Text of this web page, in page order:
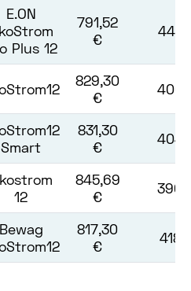
E.ON
Plus 12
791,52
€
829,30
€
Smart
831,30
€
12
845,69
€
Bewag
817,30
€